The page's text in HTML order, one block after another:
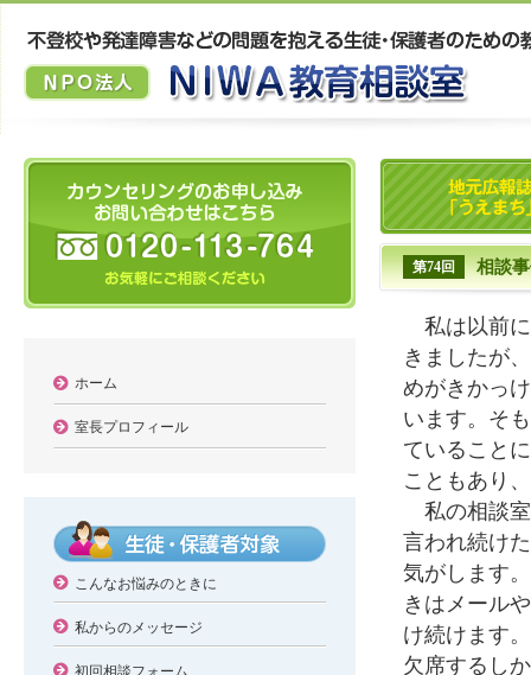
ホーム
室長プロフィール
こんなお悩みのときに
私からのメッセージ
初回相談フォーム
第74回 相談
私は以前に
きましたが
めがきかっ
います。そ
ていること
こともあり
私の相談室
言われ続け
気がします
きはメール
け続けます
欠席するし